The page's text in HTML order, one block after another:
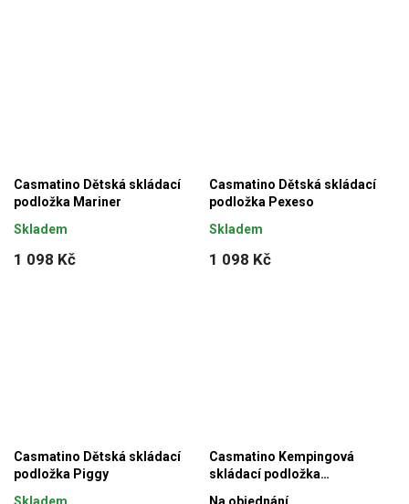
Casmatino Dětská skládací
podložka Mariner
1 098 Kč
Skladem
Casmatino Dětská skládací
podložka Pexeso
1 098 Kč
Skladem
Casmatino Dětská skládací
podložka Piggy
Skladem
Casmatino Kempingová
skládací podložka
Na objednání